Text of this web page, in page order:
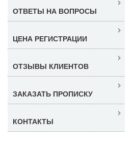
ОТВЕТЫ НА ВОПРОСЫ
ЦЕНА РЕГИСТРАЦИИ
ОТЗЫВЫ КЛИЕНТОВ
ЗАКАЗАТЬ ПРОПИСКУ
КОНТАКТЫ